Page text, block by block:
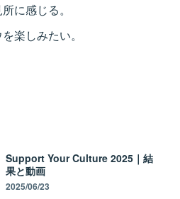
に感じる。
楽しみたい。
Support Your Culture 2025｜結
果と動画
2025/06/23